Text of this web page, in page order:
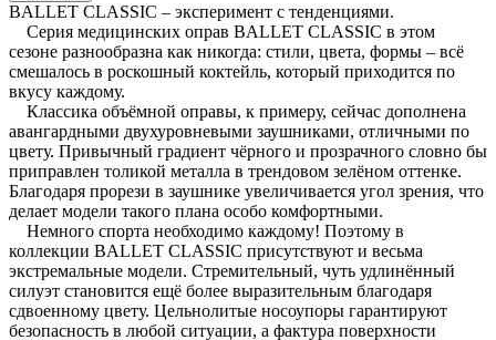
BALLET CLASSIC – эксперимент с тенденциями.
Серия медицинских оправ BALLET CLASSIC в этом
сезоне разнообразна как никогда: стили, цвета, формы – всё
смешалось в роскошный коктейль, который приходится по
вкусу каждому.
Классика объёмной оправы, к примеру, сейчас дополнена
авангардными двухуровневыми заушниками, отличными по
цвету. Привычный градиент чёрного и прозрачного словно бы
приправлен толикой металла в трендовом зелёном оттенке.
Благодаря прорези в заушнике увеличивается угол зрения, что
делает модели такого плана особо комфортными.
Немного спорта необходимо каждому! Поэтому в
коллекции BALLET CLASSIC присутствуют и весьма
экстремальные модели. Стремительный, чуть удлинённый
силуэт становится ещё более выразительным благодаря
сдвоенному цвету. Цельнолитые носоупоры гарантируют
безопасность в любой ситуации, а фактура поверхности